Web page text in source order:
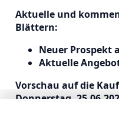
Aktuelle und
Blättern:
Neuer Prospekt
Aktuelle
Vorschau auf die
Donnerstag,